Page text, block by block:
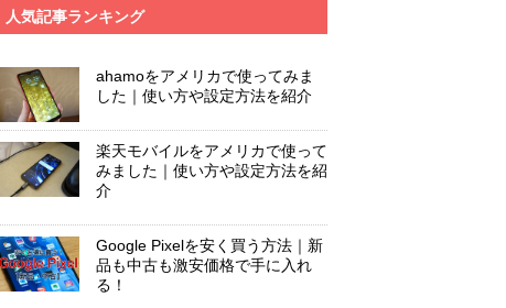
人気記事ランキング
ahamoをアメリカで使ってみま
した｜使い方や設定方法を紹介
楽天モバイルをアメリカで使って
みました｜使い方や設定方法を紹
介
Google Pixelを安く買う方法｜新
品も中古も激安価格で手に入れ
る！